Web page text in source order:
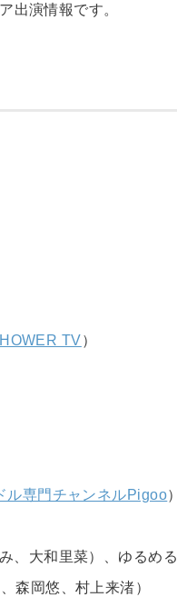
出演情報です。
TV）
ル専門チャンネルPigoo）
、大和里菜）、ゆるめ
森岡悠、村上来渚）